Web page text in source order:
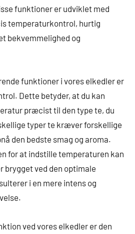
funktioner er udviklet med
temperaturkontrol, hurtig
bekvemmelighed og
funktioner i vores elkedler er
Dette betyder, at du kan
præcist til den type te, du
typer te kræver forskellige
den bedste smag og aroma.
for at indstille temperaturen kan
brygget ved den optimale
i en mere intens og
ved vores elkedler er den